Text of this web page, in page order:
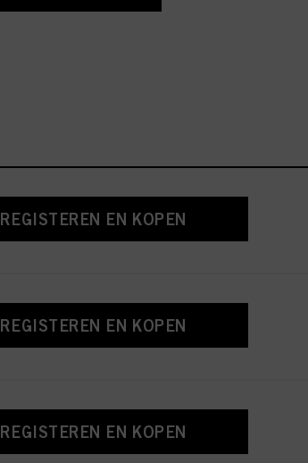
REGISTEREN EN KOPEN
REGISTEREN EN KOPEN
REGISTEREN EN KOPEN